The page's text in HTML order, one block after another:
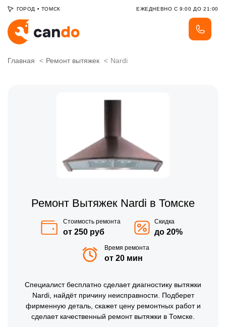
ГОРОД • ТОМСК ЕЖЕДНЕВНО С 9:00 ДО 21:00
Главная Ремонт вытяжек Nardi
Ремонт Вытяжек Nardi в Томске
Стоимость ремонта
от 250 руб
Скидка
до 20%
Время ремонта
от 20 мин
Специалист бесплатно сделает диагностику вытяжки
Nardi, найдёт причину неисправности. Подберет
фирменную деталь, скажет цену ремонтных работ и
сделает качественный ремонт вытяжки в Томске.